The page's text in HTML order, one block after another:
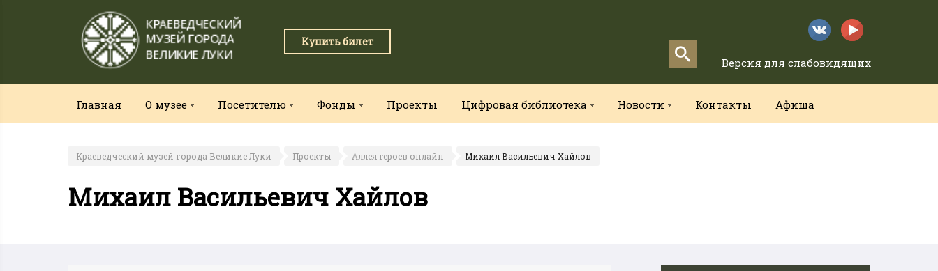
Купить билет
Версия для слабовидящих
Главная О музее Посетителю Фонды Проекты Цифровая библиотека Новости Контакты Афиша
Краеведческий музей города Великие Луки Проекты Аллея героев онлайн Михаил Васильевич Хайлов
Михаил Васильевич Хайлов